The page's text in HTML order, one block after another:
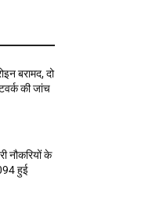
बरामद, दो
की जांच
नौकरियों के
हुई